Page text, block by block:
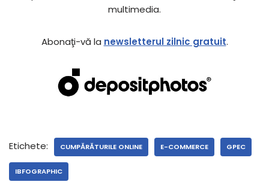
multimedia.
Abonaţi-vă la newsletterul zilnic gratuit.
Etichete: CUMPĂRĂTURILE ONLINE E-COMMERCE GPEC
IBFOGRAPHIC